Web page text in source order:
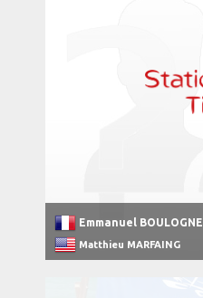
Emmanuel BOULOGNE
Matthieu MARFAING